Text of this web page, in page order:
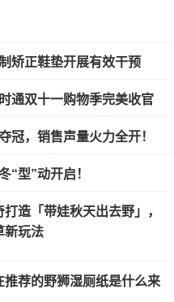
矫正鞋垫开展有效干预
通双十一购物季完美收官
冠，销售声量火力全开！
“型”动开启！
造「带娃秋天出去野」，
新玩法
推荐的野狮湿厕纸是什么来